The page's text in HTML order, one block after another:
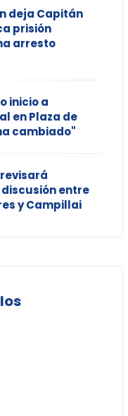
deja Capitán
prisión
arresto
inicio a
en Plaza de
cambiado"
entre
y Campillai